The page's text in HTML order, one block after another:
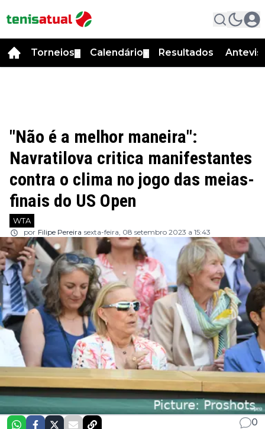
Torneios Calendário Resultados
"Não é a melhor maneira":
Navratilova critica manifestantes
contra o clima no jogo das meias-
finais do US Open
WTA
por Filipe Pereira sexta-feira, 08 setembro 2023 a 15:43
0